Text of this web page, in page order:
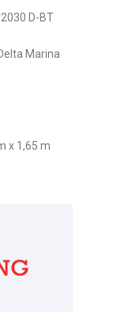
D-BT
Marina
x 1,65 m